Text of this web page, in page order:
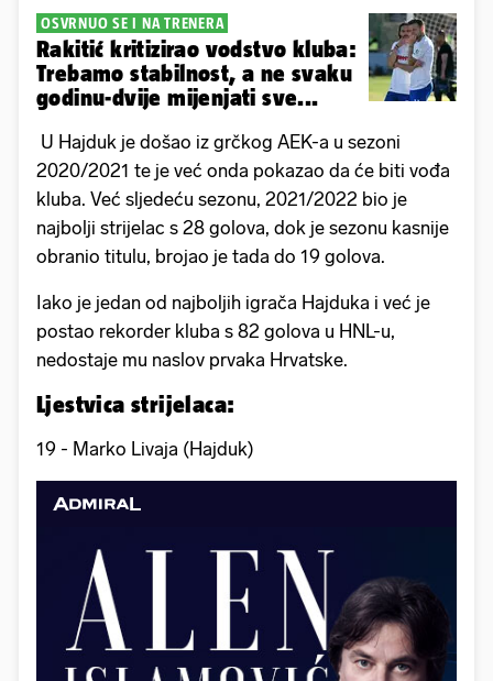
OSVRNUO SE I NA TRENERA
Rakitić kritizirao vodstvo kluba:
Trebamo stabilnost, a ne svaku
godinu-dvije mijenjati sve...
U Hajduk je došao iz grčkog AEK-a u sezoni
2020/2021 te je već onda pokazao da će biti vođa
kluba. Već sljedeću sezonu, 2021/2022 bio je
najbolji strijelac s 28 golova, dok je sezonu kasnije
obranio titulu, brojao je tada do 19 golova.
Iako je jedan od najboljih igrača Hajduka i već je
postao rekorder kluba s 82 golova u HNL-u,
nedostaje mu naslov prvaka Hrvatske.
Ljestvica strijelaca:
19 - Marko Livaja (Hajduk)